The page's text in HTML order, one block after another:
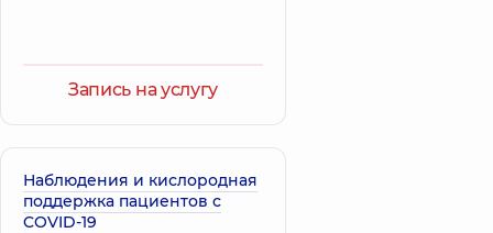
Запись на услугу
Наблюдения и кислородная
поддержка пациентов с
COVID-19